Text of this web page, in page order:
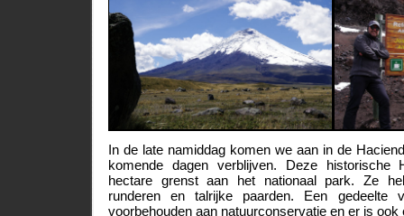
In de late namiddag komen we aan in de
komende dagen verblijven. Deze historische
hectare grenst aan het nationaal park. Ze
runderen en talrijke paarden. Een gedeelte
voorbehouden aan natuurconservatie en er is